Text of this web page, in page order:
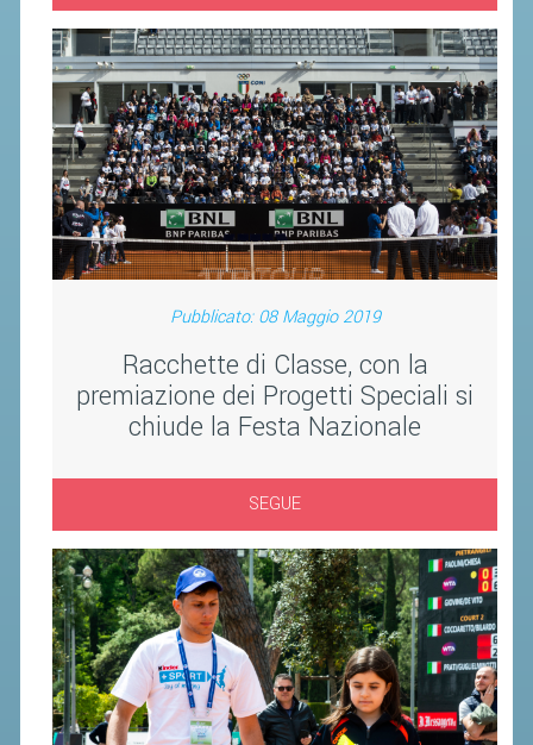
Pubblicato: 08 Maggio 2019
Racchette di Classe, con la
premiazione dei Progetti Speciali si
chiude la Festa Nazionale
SEGUE
UFFICIALI DI GARA
RICHIESTA TORNEI
EVENTI SOSTENIBILI
PARA BADMINTON
L'ATTIVITÀ
TESSERAMENTO
REGOLAMENTI
GARE
STAFF TECNICO
CLASSIFICHE 2016-2023
ATLETI D'INTERESSE NAZIONALE
PROMOZIONE
NUOVI GIOCHI DELLA GIOVENTÙ
PROGETTO SHUTTLE TIME
TROFEO CONI